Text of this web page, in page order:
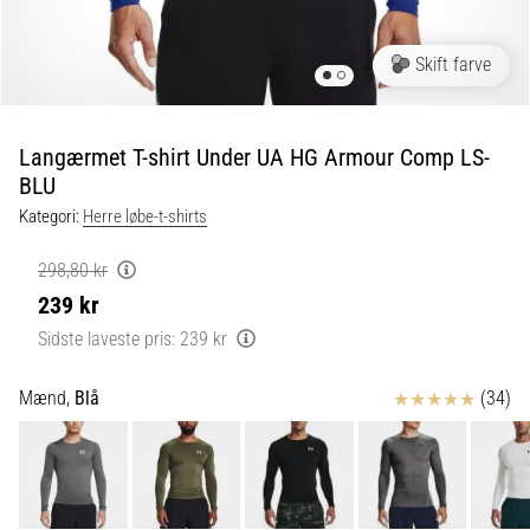
ramme
enhver
løber
mindst
gang
livet,
man
amatør
eller
professionel.
Skift farve
Langærmet T-shirt Under UA HG Armour Comp LS-
BLU
Kategori: Herre løbe-t-shirts
298,80 kr
239 kr
Sidste laveste pris: 239 kr
Mænd, Blå Anmeldelser (34)